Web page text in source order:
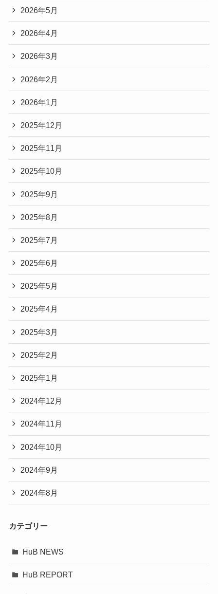
2026年5月
2026年4月
2026年3月
2026年2月
2026年1月
2025年12月
2025年11月
2025年10月
2025年9月
2025年8月
2025年7月
2025年6月
2025年5月
2025年4月
2025年3月
2025年2月
2025年1月
2024年12月
2024年11月
2024年10月
2024年9月
2024年8月
カテゴリー
HuB NEWS
HuB REPORT